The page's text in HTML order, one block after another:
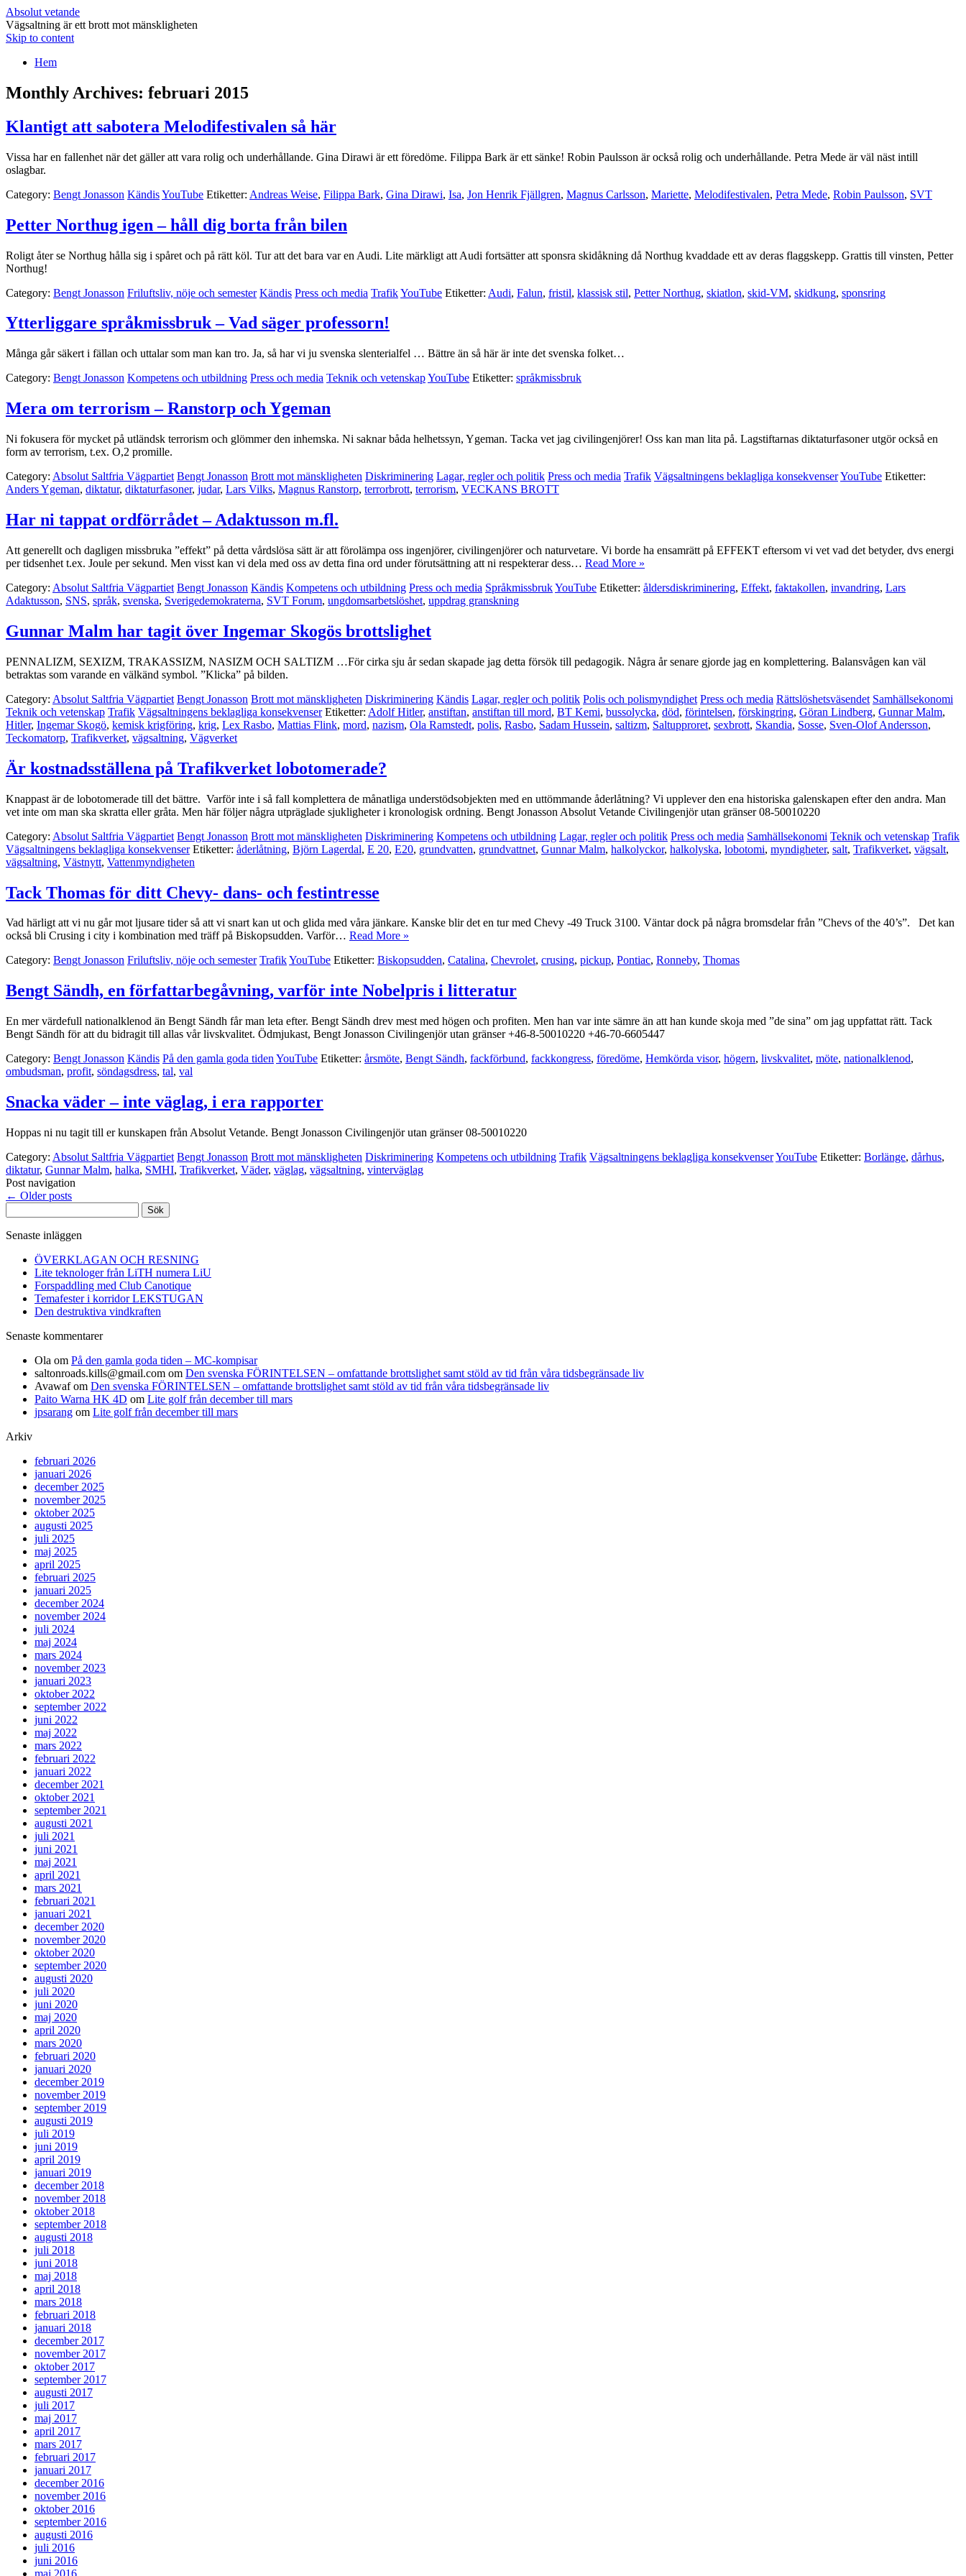
Absolut vetande
Vägsaltning är ett brott mot mänskligheten
Skip to content
Hem
Monthly Archives: februari 2015
Klantigt att sabotera Melodifestivalen så här
Vissa har en fallenhet när det gäller att vara rolig och underhållande. Gina Dirawi är ett föredöme. Filippa Bark är ett sänke! Robin Paulsson är också rolig och underhållande. Petra Mede är väl näst intill
oslagbar.
Category: Bengt Jonasson KändisYouTube Etiketter: Andreas Weise, Filippa Bark, Gina Dirawi, Isa, Jon Henrik Fjällgren, Magnus Carlsson, Mariette, Melodifestivalen, Petra Mede, Robin Paulsson, SVT
Petter Northug igen – håll dig borta från bilen
Roligt åter se Northug hålla sig i spåret och på rätt köl. Tur att det bara var en Audi. Lite märkligt att Audi fortsätter att sponsra skidåkning då Northug kvaddade ett av deras flaggskepp. Grattis till vinsten, Petter
Northug!
Category: Bengt Jonasson Friluftsliv, nöje och semester Kändis Press och media TrafikYouTube Etiketter: Audi, Falun, fristil, klassisk stil, Petter Northug, skiatlon, skid-VM, skidkung, sponsring
Ytterliggare språkmissbruk – Vad säger professorn!
Många går säkert i fällan och uttalar som man kan tro. Ja, så har vi ju svenska slenterialfel … Bättre än så här är inte det svenska folket…
Category: Bengt Jonasson Kompetens och utbildning Press och media Teknik och vetenskapYouTube Etiketter: språkmissbruk
Mera om terrorism – Ranstorp och Ygeman
Ni fokusera för mycket på utländsk terrorism och glömmer den inhemska. Ni saknar båda helhetssyn, Ygeman. Tacka vet jag civilingenjörer! Oss kan man lita på. Lagstiftarnas diktaturfasoner utgör också en
form av terrorism, t.ex. O,2 promille.
Category: Absolut Saltfria Vägpartiet Bengt Jonasson Brott mot mänskligheten Diskriminering Lagar, regler och politik Press och media Trafik Vägsaltningens beklagliga konsekvenserYouTube Etiketter:
Anders Ygeman, diktatur, diktaturfasoner, judar, Lars Vilks, Magnus Ranstorp, terrorbrott, terrorism, VECKANS BROTT
Har ni tappat ordförrådet – Adaktusson m.fl.
Att generellt och dagligen missbruka ”effekt” på detta vårdslösa sätt är att förolämpa oss ingenjörer, civilingenjörer och naturvetare. Vi borde ha ensamrätt på EFFEKT eftersom vi vet vad det betyder, dvs energi
per tidsenhet t.ex. Joule per sekund. Men visst kan vi dela med oss av detta fina ord under förutsättning att ni respekterar dess… Read More »
Category: Absolut Saltfria Vägpartiet Bengt Jonasson Kändis Kompetens och utbildning Press och media SpråkmissbrukYouTube Etiketter: åldersdiskriminering, Effekt, faktakollen, invandring, Lars
Adaktusson, SNS, språk, svenska, Sverigedemokraterna, SVT Forum, ungdomsarbetslöshet, uppdrag granskning
Gunnar Malm har tagit över Ingemar Skogös brottslighet
PENNALIZM, SEXIZM, TRAKASSIZM, NASIZM OCH SALTIZM …För cirka sju år sedan skapade jag detta försök till pedagogik. Några år senare gjorde jag en komplettering. Balansvågen kan väl
betraktas som varande en välkänd symbol. ”Klicka” på bilden.
Category: Absolut Saltfria Vägpartiet Bengt Jonasson Brott mot mänskligheten Diskriminering Kändis Lagar, regler och politik Polis och polismyndighet Press och media Rättslöshetsväsendet Samhällsekonomi
Teknik och vetenskap Trafik Vägsaltningens beklagliga konsekvenser Etiketter: Adolf Hitler, anstiftan, anstiftan till mord, BT Kemi, bussolycka, död, förintelsen, förskingring, Göran Lindberg, Gunnar Malm,
Hitler, Ingemar Skogö, kemisk krigföring, krig, Lex Rasbo, Mattias Flink, mord, nazism, Ola Ramstedt, polis, Rasbo, Sadam Hussein, saltizm, Saltupproret, sexbrott, Skandia, Sosse, Sven-Olof Andersson,
Teckomatorp, Trafikverket, vägsaltning, Vägverket
Är kostnadsställena på Trafikverket lobotomerade?
Knappast är de lobotomerade till det bättre. Varför inte i så fall komplettera de månatliga understödsobjekten med en uttömmande åderlåtning? Vi upplever den ena historiska galenskapen efter den andra. Man
vet inte om man ska skratta eller gråta. Men här följer några utpräglade sjukligheter i kronologisk ordning. Bengt Jonasson Absolut Vetande Civilingenjör utan gränser 08-50010220
Category: Absolut Saltfria Vägpartiet Bengt Jonasson Brott mot mänskligheten Diskriminering Kompetens och utbildning Lagar, regler och politik Press och media Samhällsekonomi Teknik och vetenskap Trafik
Vägsaltningens beklagliga konsekvenser Etiketter: åderlåtning, Björn Lagerdal, E 20, E20, grundvatten, grundvattnet, Gunnar Malm, halkolyckor, halkolyska, lobotomi, myndigheter, salt, Trafikverket, vägsalt,
vägsaltning, Västnytt, Vattenmyndigheten
Tack Thomas för ditt Chevy- dans- och festintresse
Vad härligt att vi nu går mot ljusare tider så att vi snart kan ut och glida med våra jänkare. Kanske blir det en tur med Chevy -49 Truck 3100. Väntar dock på några bromsdelar från ”Chevs of the 40’s”. Det kan
också bli Crusing i city i kombination med träff på Biskopsudden. Varför… Read More »
Category: Bengt Jonasson Friluftsliv, nöje och semester TrafikYouTube Etiketter: Biskopsudden, Catalina, Chevrolet, crusing, pickup, Pontiac, Ronneby, Thomas
Bengt Sändh, en författarbegåvning, varför inte Nobelpris i litteratur
En mer värdefull nationalklenod än Bengt Sändh får man leta efter. Bengt Sändh drev mest med högen och profiten. Men han var inte sämre än att han kunde skoja med ”de sina” om jag uppfattat rätt. Tack
Bengt Sändh för att du bidragit till allas vår livskvalitet. Ödmjukast, Bengt Jonasson Civilingenjör utan gränser +46-8-50010220 +46-70-6605447
Category: Bengt Jonasson Kändis På den gamla goda tiden YouTube Etiketter: årsmöte, Bengt Sändh, fackförbund, fackkongress, föredöme, Hemkörda visor, högern, livskvalitet, möte, nationalklenod,
ombudsman, profit, söndagsdress, tal, val
Snacka väder – inte väglag, i era rapporter
Hoppas ni nu tagit till er kunskapen från Absolut Vetande. Bengt Jonasson Civilingenjör utan gränser 08-50010220
Category: Absolut Saltfria Vägpartiet Bengt Jonasson Brott mot mänskligheten Diskriminering Kompetens och utbildning Trafik Vägsaltningens beklagliga konsekvenserYouTube Etiketter: Borlänge, dårhus,
diktatur, Gunnar Malm, halka, SMHI, Trafikverket, Väder, väglag, vägsaltning, vinterväglag
Post navigation
← Older posts
efter:
Senaste inläggen
ÖVERKLAGAN OCH RESNING
Lite teknologer från LiTH numera LiU
Forspaddling med Club Canotique
Temafester i korridor LEKSTUGAN
Den destruktiva vindkraften
Senaste kommentarer
Ola om På den gamla goda tiden – MC-kompisar
saltonroads.kills@gmail.com om Den svenska FÖRINTELSEN – omfattande brottslighet samt stöld av tid från våra tidsbegränsade liv
Avawafom Den svenska FÖRINTELSEN – omfattande brottslighet samt stöld av tid från våra tidsbegränsade liv
Paito Warna HK 4D om Lite golf från december till mars
jpsarang om Lite golf från december till mars
Arkiv
februari 2026
januari 2026
december 2025
november 2025
oktober 2025
augusti 2025
juli 2025
maj 2025
april 2025
februari 2025
januari 2025
december 2024
november 2024
juli 2024
maj 2024
mars 2024
november 2023
januari 2023
oktober 2022
september 2022
juni 2022
maj 2022
mars 2022
februari 2022
januari 2022
december 2021
oktober 2021
september 2021
augusti 2021
juli 2021
juni 2021
maj 2021
april 2021
mars 2021
februari 2021
januari 2021
december 2020
november 2020
oktober 2020
september 2020
augusti 2020
juli 2020
juni 2020
maj 2020
april 2020
mars 2020
februari 2020
januari 2020
december 2019
november 2019
september 2019
augusti 2019
juli 2019
juni 2019
april 2019
januari 2019
december 2018
november 2018
oktober 2018
september 2018
augusti 2018
juli 2018
juni 2018
maj 2018
april 2018
mars 2018
februari 2018
januari 2018
december 2017
november 2017
oktober 2017
september 2017
augusti 2017
juli 2017
maj 2017
april 2017
mars 2017
februari 2017
januari 2017
december 2016
november 2016
oktober 2016
september 2016
augusti 2016
juli 2016
juni 2016
maj 2016